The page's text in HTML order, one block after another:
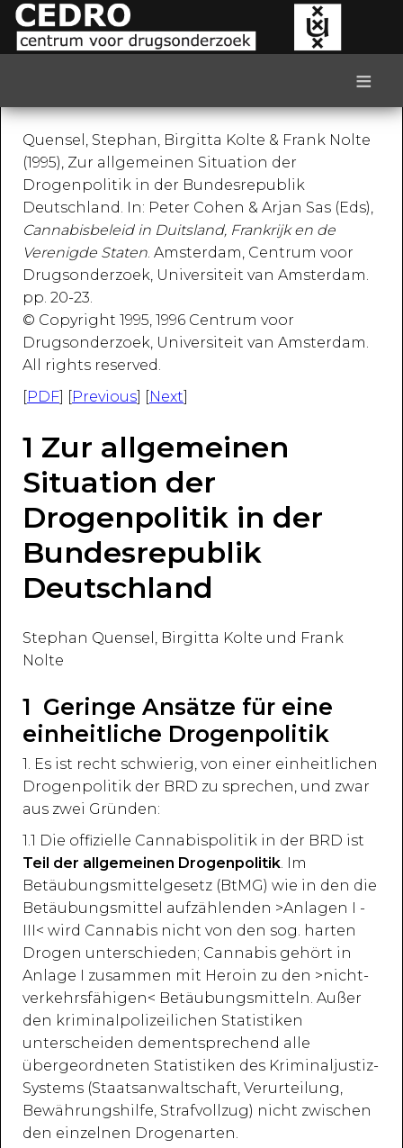
≡
Quensel, Stephan, Birgitta Kolte & Frank Nolte
(1995), Zur allgemeinen Situation der
Drogenpolitik in der Bundesrepublik
Deutschland. In: Peter Cohen & Arjan Sas (Eds),
Cannabisbeleid in Duitsland, Frankrijk en de
Verenigde Staten. Amsterdam, Centrum voor
Drugsonderzoek, Universiteit van Amsterdam.
pp. 20-23.
© Copyright 1995, 1996 Centrum voor
Drugsonderzoek, Universiteit van Amsterdam.
All rights reserved.
[PDF] [Previous] [Next]
1 Zur allgemeinen
Situation der
Drogenpolitik in der
Bundesrepublik
Deutschland
Stephan Quensel, Birgitta Kolte und Frank
Nolte
1 Geringe Ansätze für eine
einheitliche Drogenpolitik
1. Es ist recht schwierig, von einer einheitlichen
Drogenpolitik der BRD zu sprechen, und zwar
aus zwei Gründen:
1.1 Die offizielle Cannabispolitik in der BRD ist
Teil der allgemeinen Drogenpolitik. Im
Betäubungsmittelgesetz (BtMG) wie in den die
Betäubungsmittel aufzählenden >Anlagen I -
III< wird Cannabis nicht von den sog. harten
Drogen unterschieden; Cannabis gehört in
Anlage I zusammen mit Heroin zu den >nicht-
verkehrsfähigen< Betäubungsmitteln. Außer
den kriminalpolizeilichen Statistiken
unterscheiden dementsprechend alle
übergeordneten Statistiken des Kriminaljustiz-
Systems (Staatsanwaltschaft, Verurteilung,
Bewährungshilfe, Strafvollzug) nicht zwischen
den einzelnen Drogenarten.